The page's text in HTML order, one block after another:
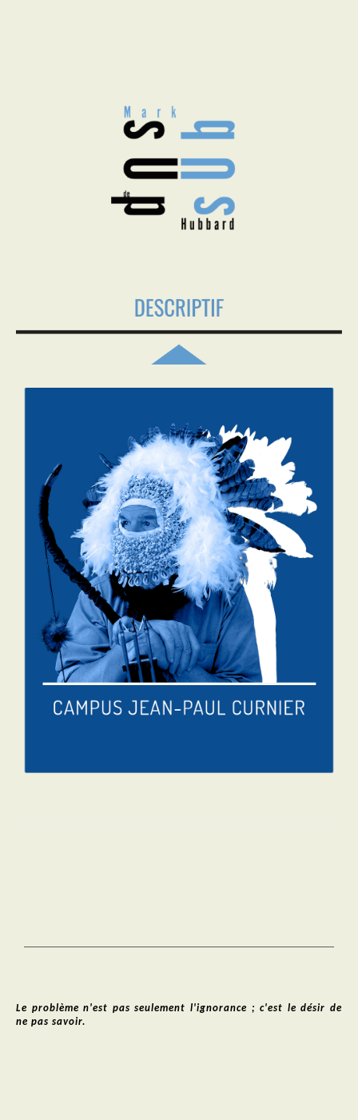
Le problème n'est pas seulement l'ignorance ; c'est le désir de
ne pas savoir.